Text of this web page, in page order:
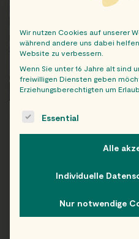
WIEN
Folge uns auf
Wir nutzen Cookies auf unserer
während andere uns dabei
Website zu verbessern.
Wenn Sie unter 16 Jahre alt sind
freiwilligen Diensten geben
Erziehungsberechtigten um
The following is a list of
Essential
Alle
Individuelle
Nur notwendige